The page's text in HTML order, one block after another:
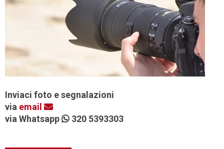
Inviaci foto e segnalazioni
via email
via Whatsapp
320 5393303